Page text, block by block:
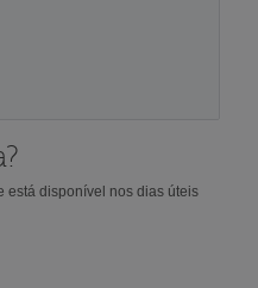
está disponível nos dias úteis